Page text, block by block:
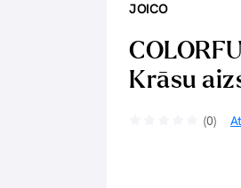
JOICO
Krāsu
(0)